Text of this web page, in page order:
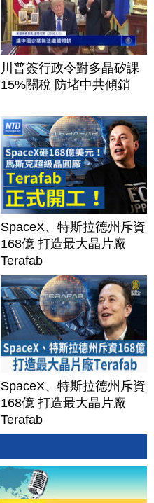
川普簽行政令對多晶矽課
15%關稅 防堵中共傾銷
SpaceX、特斯拉德州斥資
168億 打造最大晶片廠
Terafab
SpaceX、特斯拉德州斥資
168億 打造最大晶片廠
Terafab